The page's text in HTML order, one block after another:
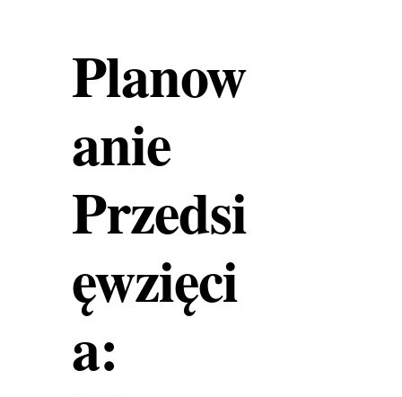
Planow
anie
Przedsi
ęwzięci
a: